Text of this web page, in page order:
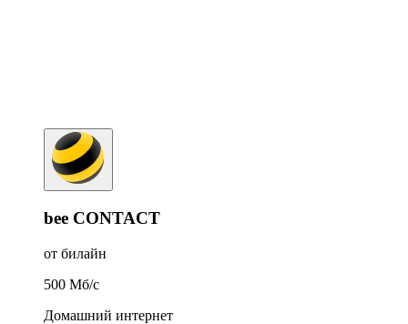
bee CONTACT
от билайн
500 Мб/c
Домашний интернет